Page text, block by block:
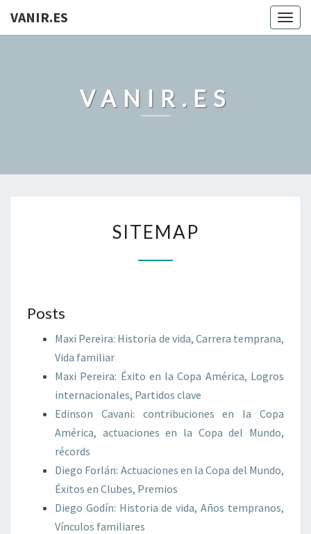
VANIR.ES
VANIR.ES
SITEMAP
Posts
Maxi Pereira: Historia de vida, Carrera temprana,
Vida familiar
Maxi Pereira: Éxito en la Copa América, Logros
internacionales, Partidos clave
Edinson Cavani: contribuciones en la Copa
América, actuaciones en la Copa del Mundo,
récords
Diego Forlán: Actuaciones en la Copa del Mundo,
Éxitos en Clubes, Premios
Diego Godín: Historia de vida, Años tempranos,
Vínculos familiares